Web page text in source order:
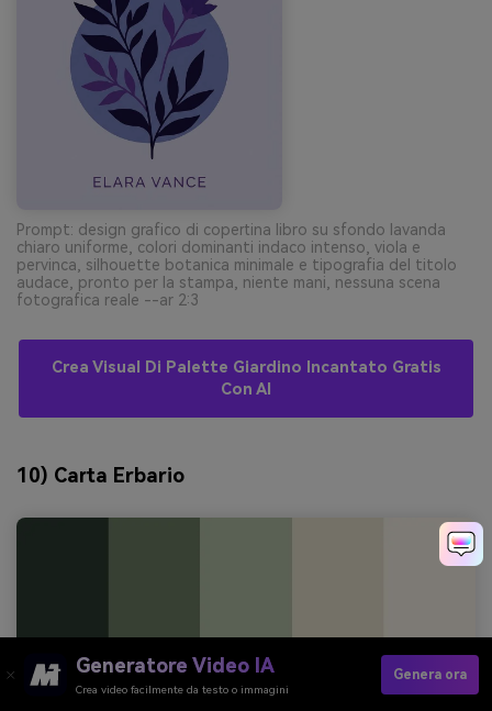
Prompt: design grafico di copertina libro su sfondo lavanda
chiaro uniforme, colori dominanti indaco intenso, viola e
pervinca, silhouette botanica minimale e tipografia del titolo
audace, pronto per la stampa, niente mani, nessuna scena
fotografica reale --ar 2:3
Crea Visual Di Palette Giardino Incantato Gratis
Con AI
10) Carta Erbario
Generatore Video IA
Crea video facilmente da testo o immagini
Genera ora